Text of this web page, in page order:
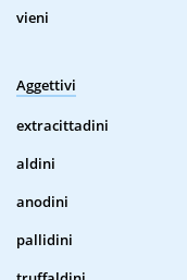
vieni
Aggettivi
extracittadini
aldini
anodini
pallidini